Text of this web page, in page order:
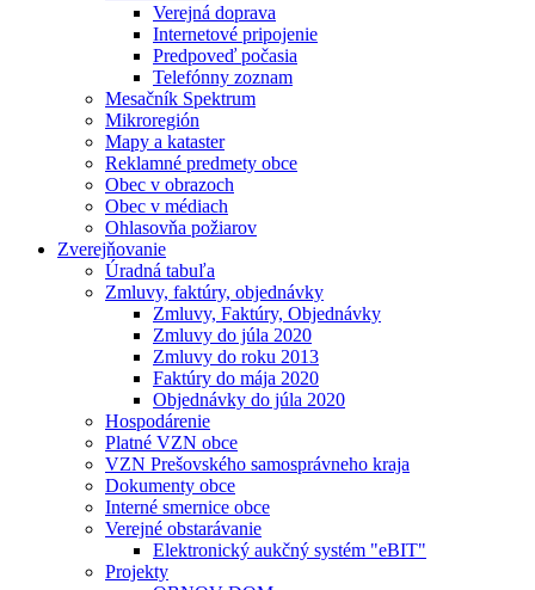
Verejná doprava
Internetové pripojenie
Predpoveď počasia
Telefónny zoznam
Mesačník Spektrum
Mikroregión
Mapy a kataster
Reklamné predmety obce
Obec v obrazoch
Obec v médiach
Ohlasovňa požiarov
Zverejňovanie
Úradná tabuľa
Zmluvy, faktúry, objednávky
Zmluvy, Faktúry, Objednávky
Zmluvy do júla 2020
Zmluvy do roku 2013
Faktúry do mája 2020
Objednávky do júla 2020
Hospodárenie
Platné VZN obce
VZN Prešovského samosprávneho kraja
Dokumenty obce
Interné smernice obce
Verejné obstarávanie
Elektronický aukčný systém "eBIT"
Projekty